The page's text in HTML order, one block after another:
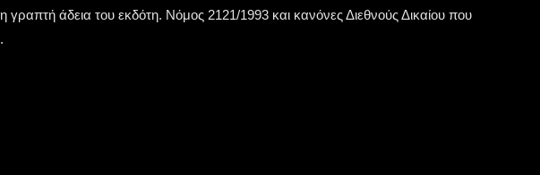
άδεια του εκδότη. Νόμος 2121/1993 και κανόνες Διεθνούς Δικαίου που